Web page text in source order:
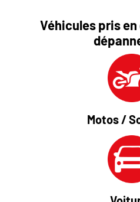
Véhicules pris
Motos /